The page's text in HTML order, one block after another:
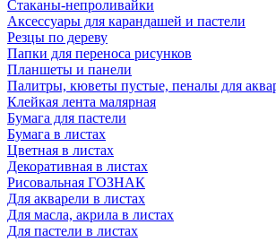
Стаканы-непроливайки
Аксессуары для карандашей и пастели
Резцы по дереву
Папки для переноса рисунков
Планшеты и панели
Палитры, кюветы пустые, пеналы для
Клейкая лента малярная
Бумага для пастели
Бумага в листах
Цветная в листах
Декоративная в листах
Рисовальная ГОЗНАК
Для акварели в листах
Для масла, акрила в листах
Для пастели в листах